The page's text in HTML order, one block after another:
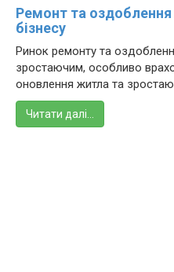
Ремонт та оздоблення
бізнесу
Ринок ремонту та
зростаючим, особливо
оновлення житла та
Читати далі…